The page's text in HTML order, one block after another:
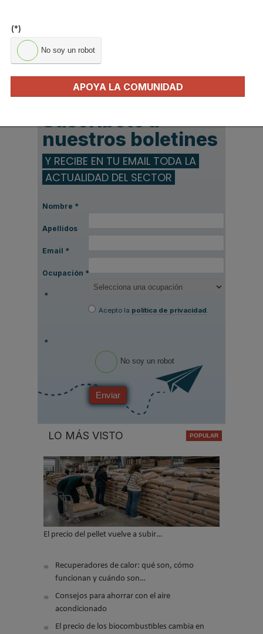
Instaladores fontaneros
NOTICIAS DESTACADAS
Suscríbete a
nuestros boletines
Y RECIBE EN TU EMAIL TODA LA
ACTUALIDAD DEL SECTOR
Nombre *
Apellidos
Email *
Ocupación *
*
Acepto la política de privacidad.
*
No soy un robot
Enviar
LO MÁS VISTO
El precio del pellet vuelve a subir…
Recuperadores de calor: qué son, cómo
funcionan y cuándo son…
Consejos para ahorrar con el aire
acondicionado
El precio de los biocombustibles cambia en
(*)
No soy un robot
APOYA LA COMUNIDAD